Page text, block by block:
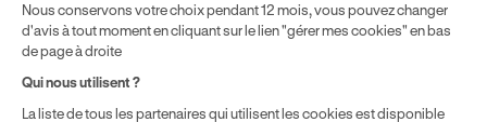
Nous conservons votre choix pendant 12 mois, vous pouvez changer
d'avis à tout moment en cliquant sur le lien "gérer mes cookies" en bas
de page à droite
Qui nous utilisent ?
La liste de tous les partenaires qui utilisent les cookies est disponible